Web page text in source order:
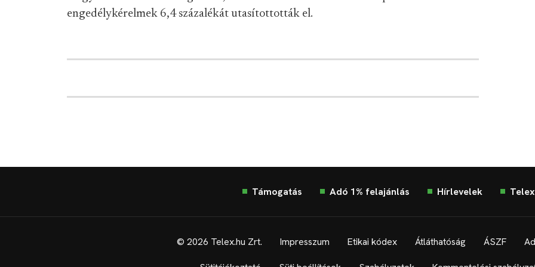
engedélykérelmek 6,4 százalékát utasítottották el.
Támogatás Adó 1% felajánlás Hírlevelek
© 2026 Telex.hu Zrt. Impresszum Etikai kódex Átláthatóság ÁSZF